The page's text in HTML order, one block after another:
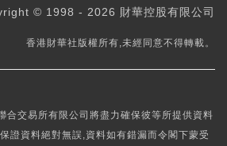
© 1998 - 2026 財華控股有限公司
香港財華社版權所有,未經同意不得轉載。
合交易所有限公司將盡力確保彼等所提供資料
證資料絕對無誤,資料如有錯漏而令閣下蒙受